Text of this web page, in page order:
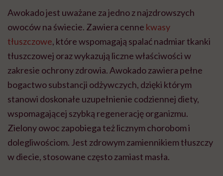
Awokado jest uważane za jedno z najzdrowszych
owoców na świecie. Zawiera cenne kwasy
tłuszczowe, które wspomagają spalać nadmiar tkanki
tłuszczowej oraz wykazują liczne właściwości w
zakresie ochrony zdrowia. Awokado zawiera pełne
bogactwo substancji odżywczych, dzięki którym
stanowi doskonałe uzupełnienie codziennej diety,
wspomagającej szybką regenerację organizmu.
Zielony owoc zapobiega też licznym chorobom i
dolegliwościom. Jest zdrowym zamiennikiem tłuszczy
w diecie, stosowane często zamiast masła.